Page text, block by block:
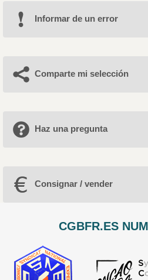
Informar de un error
Comparte mi selección
Haz una pregunta
Consignar / vender
CGBFR.ES